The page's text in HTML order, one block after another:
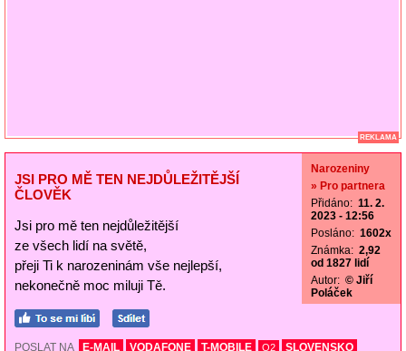
REKLAMA
JSI PRO MĚ TEN NEJDŮLEŽITĚJŠÍ
ČLOVĚK
Jsi pro mě ten nejdůležitější
ze všech lidí na světě,
přeji Ti k narozeninám vše nejlepší,
nekonečně moc miluji Tě.
Narozeniny
» Pro partnera
Přidáno: 11. 2.
2023 - 12:56
Posláno: 1602x
Známka: 2,92
od 1827 lidí
Autor: © Jiří
Poláček
POSLAT NA E-MAIL VODAFONE T-MOBILE O2
SLOVENSKO